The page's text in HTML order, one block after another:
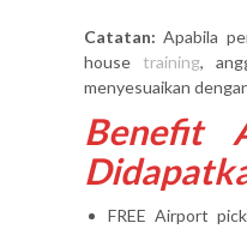
Catatan: Apabila
house training,
menyesuaikan
Benefit
FREE Airport